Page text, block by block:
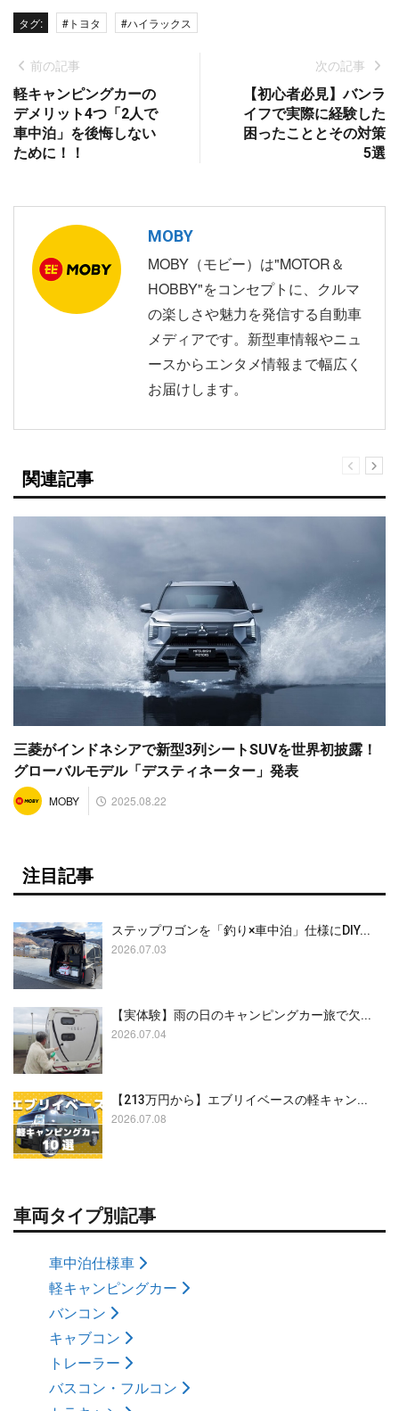
タグ: #トヨタ #ハイラックス
前の記事
軽キャンピングカーの
デメリット4つ「2人で
車中泊」を後悔しない
ために！！
次の記事
【初心者必見】バンラ
イフで実際に経験した
困ったこととその対策
5選
MOBY
MOBY（モビー）は"MOTOR＆
HOBBY"をコンセプトに、クルマ
の楽しさや魅力を発信する自動車
メディアです。新型車情報やニュ
ースからエンタメ情報まで幅広く
お届けします。
関連記事
三菱がインドネシアで新型3列シートSUVを世界初披露！
グローバルモデル「デスティネーター」発表
MOBY 2025.08.22
注目記事
ステップワゴンを「釣り×車中泊」仕様にDIY...
2026.07.03
【実体験】雨の日のキャンピングカー旅で欠...
2026.07.04
【213万円から】エブリイベースの軽キャン...
2026.07.08
車両タイプ別記事
車中泊仕様車
軽キャンピングカー
バンコン
キャブコン
トレーラー
バスコン・フルコン